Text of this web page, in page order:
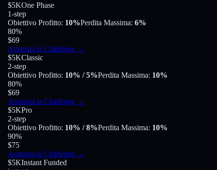
$5KOne Phase
1-step
Obiettivo Profitto: 10%Perdita Massima: 6%
80%
$69
Acquista la Challenge →
$5KClassic
2-step
Obiettivo Profitto: 10% / 5%Perdita Massima: 10%
80%
$69
Acquista la Challenge →
$5KPro
2-step
Obiettivo Profitto: 10% / 8%Perdita Massima: 10%
90%
$75
Acquista la Challenge →
$5KInstant Funded